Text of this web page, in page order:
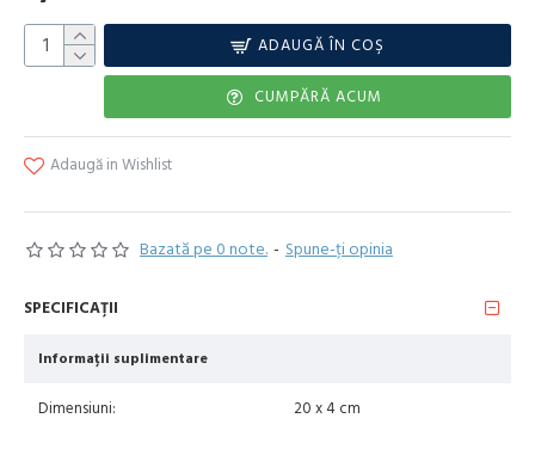
Bazată pe 0 note. - Spune-ţi opinia
ADAUGĂ ÎN COŞ
CUMPĂRĂ ACUM
Adaugă in Wishlist
SPECIFICAŢII
Informații suplimentare
Dimensiuni: 20 x 4 cm